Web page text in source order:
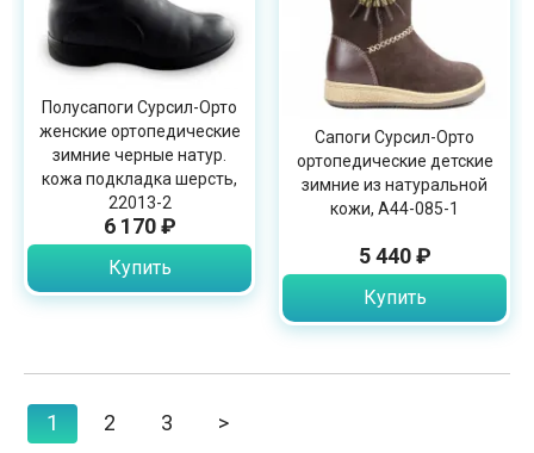
Полусапоги Сурсил-Орто
женские ортопедические
зимние черные натур.
кожа подкладка шерсть,
22013-2
6 170 ₽
Купить
Сапоги Сурсил-Орто
ортопедические детские
зимние из натуральной
кожи, A44-085-1
5 440 ₽
Купить
1 2 3 >